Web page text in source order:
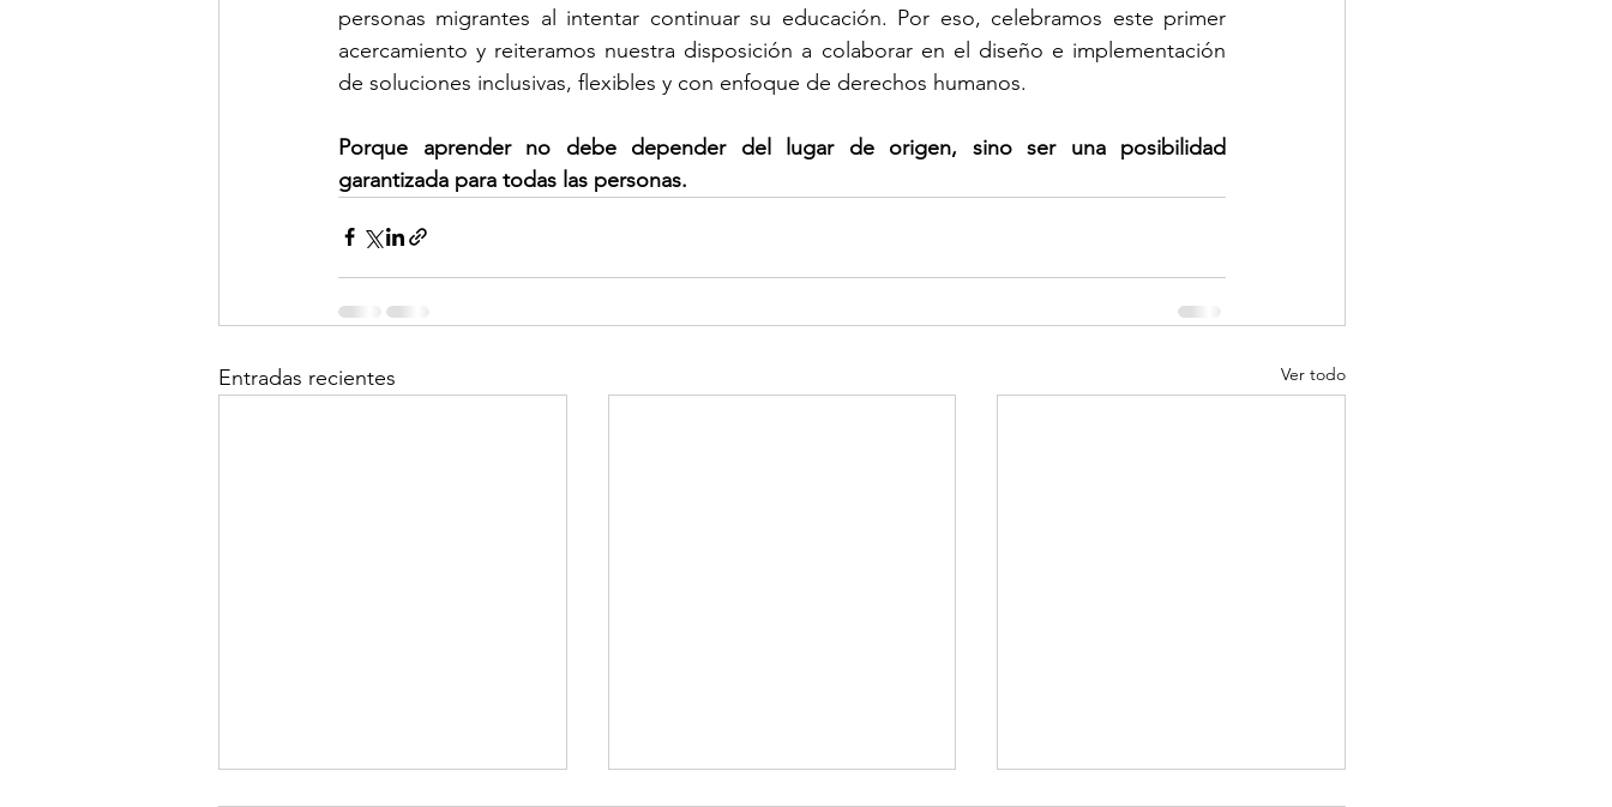
personas migrantes al intentar continuar su educación. Por eso, celebramos este primer
acercamiento y reiteramos nuestra disposición a colaborar en el diseño e implementación
de soluciones inclusivas, flexibles y con enfoque de derechos humanos.
Porque aprender no debe depender del lugar de origen, sino ser una posibilidad
garantizada para todas las personas.
Entradas recientes Ver todo